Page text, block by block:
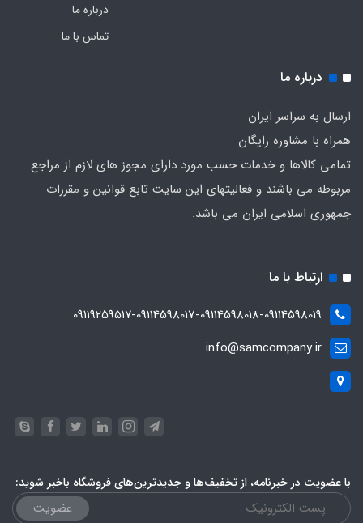
درباره ما
تماس با ما
درباره ما
ارسال به سراسر ایران
همراه با مشاوره رایگان
تمامی کالاها و خدمات حسب مورد دارای مجوز های لازم از مراجع
مربوطه می باشند و فعالیتهای این سایت تابع قوانین و مقررات
جمهوری اسلامی ایران می باشد.
ارتباط با ما
۰۹۱۱۹۲۵۹۵۱۷-09114598017-09114598018-09114598019
info@samcompany.ir
با عضویت در خبرنامه، از تخفیف‌ها و جدیدترین‌های فروشگاه باخبر شوید:
عضویت